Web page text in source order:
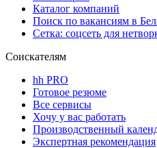
Каталог компаний
Поиск по вакансиям в
Сетка: соцсеть для
Соискателям
hh PRO
Готовое резюме
Все сервисы
Хочу у вас работать
Производственный
Экспертная рекомендация